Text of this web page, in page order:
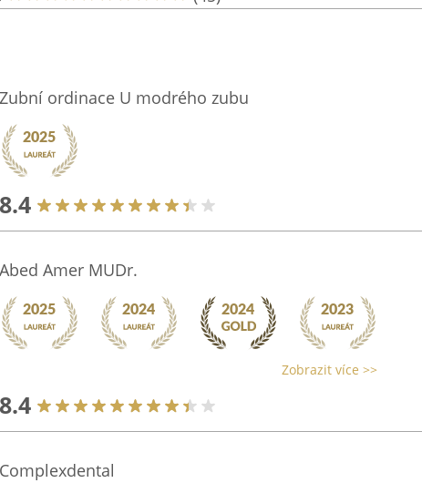
Zubní ordinace U modrého zubu
8.4
Abed Amer MUDr.
Zobrazit více >>
8.4
Complexdental